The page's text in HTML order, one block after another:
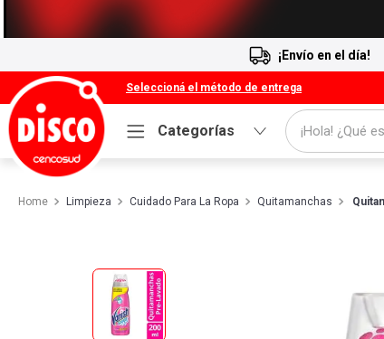
¡Envío en el día!
Seleccioná el método de entrega
Categorías
¡Hola! ¿Qué
Limpieza Cuidado Para La Ropa Quitamanchas
.
Cafe